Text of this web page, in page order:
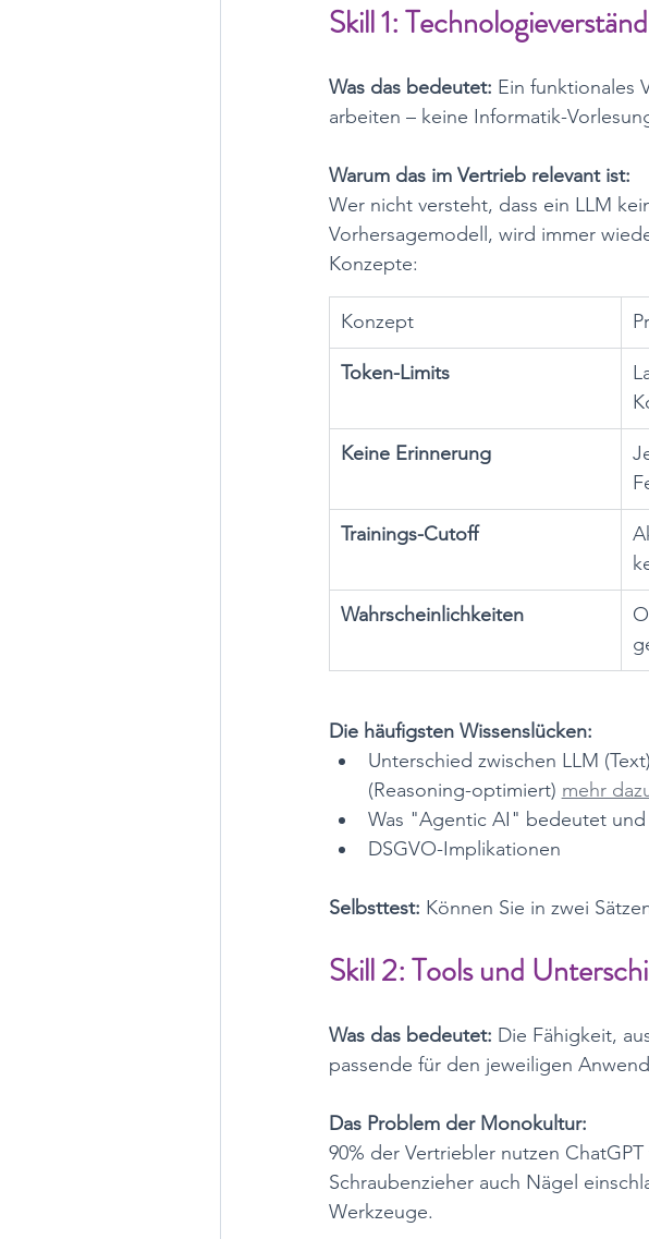
Skill 1:
Was das bedeutet: Ein funktionales
arbeiten – keine Informatik-
Warum das im Vertrieb relevant ist:
Wer nicht versteht, dass ein LLM
Vorhersagemodell, wird immer
Konzepte:
Konzept
Token-Limits
Keine Erinnerung
Trainings-Cutoff
Wahrscheinlichkeiten
Die häufigsten Wissenslücken:
Unterschied zwischen LLM
(Reasoning-optimiert) mehr
Was "Agentic AI" bedeutet
DSGVO-Implikationen
Selbsttest: Können Sie in zwei
Skill 2: Tools und
Was das bedeutet: Die Fähigkeit,
passende für den jeweiligen
Das Problem der Monokultur:
90% der Vertriebler nutzen
Schraubenzieher auch Nägel
Werkzeuge.